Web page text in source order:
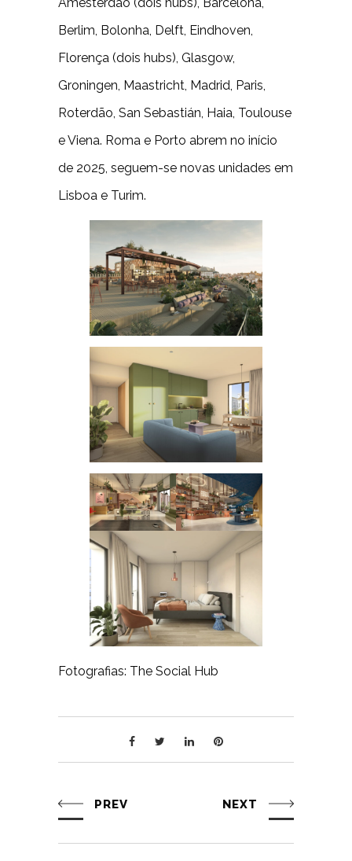
Amesterdão (dois hubs), Barcelona,
Berlim, Bolonha, Delft, Eindhoven,
Florença (dois hubs), Glasgow,
Groningen, Maastricht, Madrid, Paris,
Roterdão, San Sebastián, Haia, Toulouse
e Viena. Roma e Porto abrem no início
de 2025, seguem-se novas unidades em
Lisboa e Turim.
Fotografias: The Social Hub
PREV NEXT